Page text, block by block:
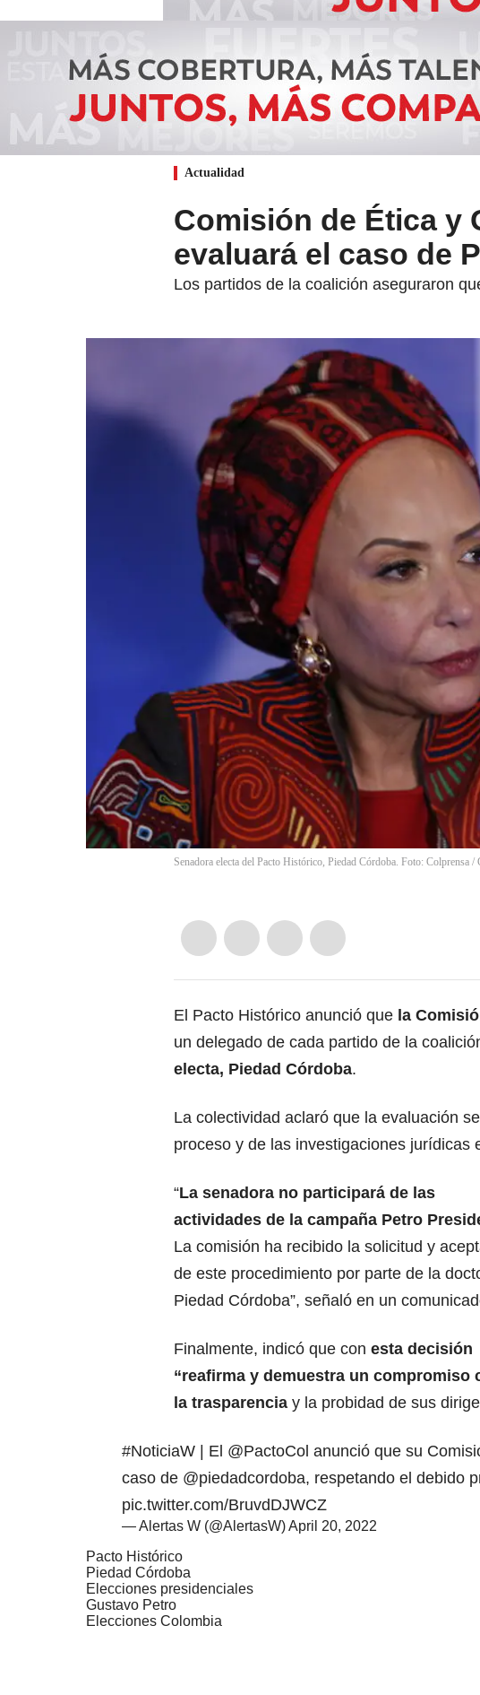
Actualidad
Comisión de Ética y
evaluará el caso de
Los partidos de la coalición aseguraron
Senadora electa del Pacto Histórico, Piedad Córdoba. Foto: Colprensa /
El Pacto Histórico anunció que la
un delegado de cada partido de la
electa, Piedad Córdoba.
La colectividad aclaró que la evaluación
proceso y de las investigaciones jurídicas
“La senadora no participará de las
actividades de la campaña Petro
La comisión ha recibido la solicitud y
de este procedimiento por parte de la
Piedad Córdoba”, señaló en un
Finalmente, indicó que con esta decisión
“reafirma y demuestra un compromiso
la trasparencia y la probidad de sus
#NoticiaW | El @PactoCol anunció que su
caso de @piedadcordoba, respetando el debido
pic.twitter.com/BruvdDJWCZ
— Alertas W (@AlertasW)April 20, 2022
Pacto Histórico
Piedad Córdoba
Elecciones presidenciales
Gustavo Petro
Elecciones Colombia